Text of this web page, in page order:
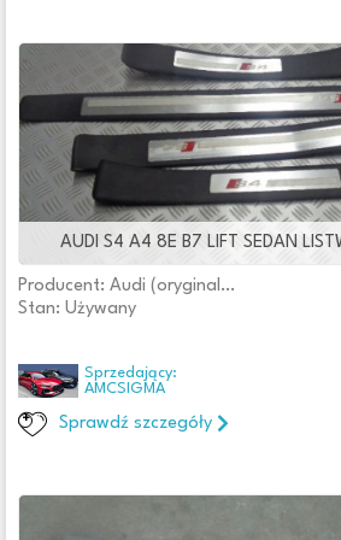
AUDI S4 A4 8E B7 LIFT SEDAN
Producent: Audi (oryginalne OE)
Stan: Używany
Sprzedający:
AMCSIGMA
Sprawdź szczegóły